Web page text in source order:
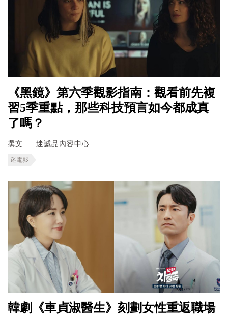
《黑鏡》第六季觀影指南：觀看前先複
習5季重點，那些科技預言如今都成真
了嗎？
撰文 迷誠品內容中心
迷電影
韓劇《車貞淑醫生》刻劃女性重返職場